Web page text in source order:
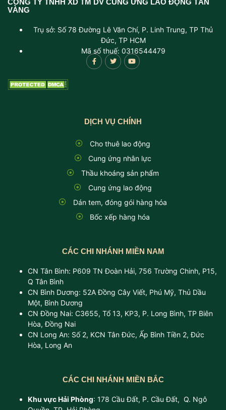
VÀNG
Trụ sở: Số 78 Đường Lê Văn Chí, P. Linh Trung, TP Thủ
Đức, TP HCM
Mã số thuế: 0316544479
DỊCH VỤ CHÍNH
Cho thuê lao động
Cung ứng nhân lực
Thầu khoáng sản phẩm
Cung ứng lao động
Dán tem, đóng gói hàng hóa
Bốc xếp hàng hóa
CÁC CHI NHÁNH MIỀN NAM
CN Tân Bình: P609 TN Đoàn Hải, 756 Trường Chinh, P15,
Q Tân Bình
CN Bình Dương: 52A Đồng Cây Viết, Phú Mỹ, Thủ Dầu
Một, Bình Dương
CN Đồng Nai: C3655, Tổ 13, KP3, P. Long Bình, TP Biên
Hòa, Đồng Nai
CN Long An: Số 2, KCN Tân Đức, Ấp Bình Tiền 2, Đức
Hòa, Long An
CÁC CHI NHÁNH MIỀN BẮC
Khu vực Hải Phòng: 178 Cầu Đất, P. Cầu Đất, Q. Ngô